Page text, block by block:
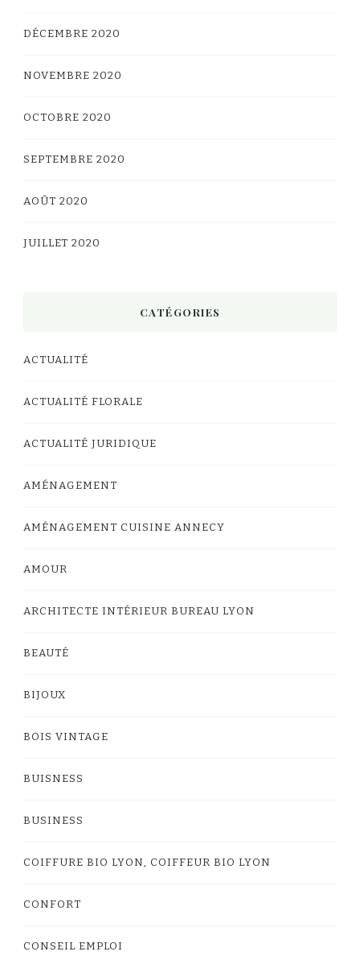
DÉCEMBRE 2020
NOVEMBRE 2020
OCTOBRE 2020
SEPTEMBRE 2020
AOÛT 2020
JUILLET 2020
CATÉGORIES
ACTUALITÉ
ACTUALITÉ FLORALE
ACTUALITÉ JURIDIQUE
AMÉNAGEMENT
AMÉNAGEMENT CUISINE ANNECY
AMOUR
ARCHITECTE INTÉRIEUR BUREAU LYON
BEAUTÉ
BIJOUX
BOIS VINTAGE
BUISNESS
BUSINESS
COIFFURE BIO LYON, COIFFEUR BIO LYON
CONFORT
CONSEIL EMPLOI